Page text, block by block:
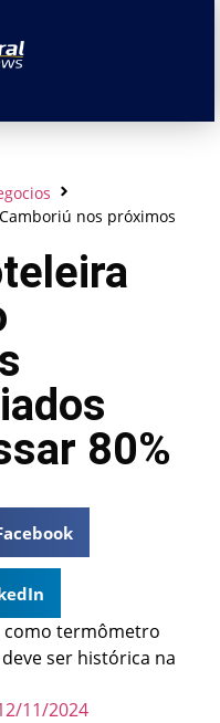
nos próximos
80%
como termômetro
ser histórica na
11/2024